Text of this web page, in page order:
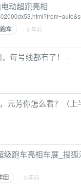
动超跑亮相
跑车 · 3 年前
每号线都有了！ -
元芳你怎么看？（上
跑车亮相车展_搜
田 · 3 年前